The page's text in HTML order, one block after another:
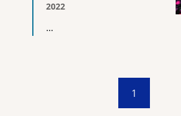
2022
...
1